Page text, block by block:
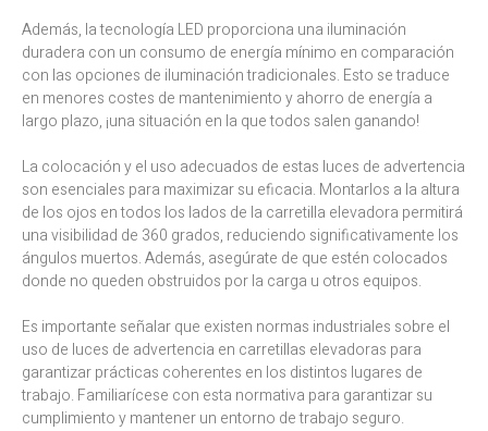
Además, la tecnología LED proporciona una iluminación
duradera con un consumo de energía mínimo en comparación
con las opciones de iluminación tradicionales. Esto se traduce
en menores costes de mantenimiento y ahorro de energía a
largo plazo, ¡una situación en la que todos salen ganando!
La colocación y el uso adecuados de estas luces de advertencia
son esenciales para maximizar su eficacia. Montarlos a la altura
de los ojos en todos los lados de la carretilla elevadora permitirá
una visibilidad de 360 grados, reduciendo significativamente los
ángulos muertos. Además, asegúrate de que estén colocados
donde no queden obstruidos por la carga u otros equipos.
Es importante señalar que existen normas industriales sobre el
uso de luces de advertencia en carretillas elevadoras para
garantizar prácticas coherentes en los distintos lugares de
trabajo. Familiarícese con esta normativa para garantizar su
cumplimiento y mantener un entorno de trabajo seguro.